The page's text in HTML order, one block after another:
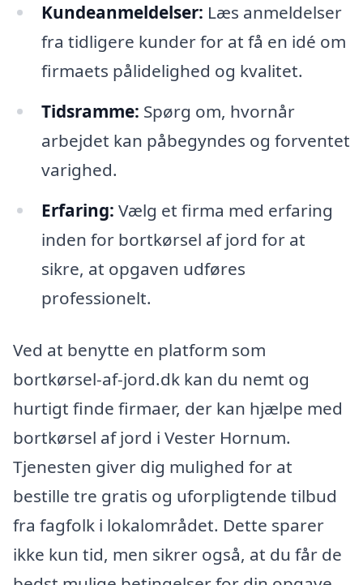
Kundeanmeldelser: Læs anmeldelser
fra tidligere kunder for at få en idé om
firmaets pålidelighed og kvalitet.
Tidsramme: Spørg om, hvornår
arbejdet kan påbegyndes og forventet
varighed.
Erfaring: Vælg et firma med erfaring
inden for bortkørsel af jord for at
sikre, at opgaven udføres
professionelt.
Ved at benytte en platform som
bortkørsel-af-jord.dk kan du nemt og
hurtigt finde firmaer, der kan hjælpe med
bortkørsel af jord i Vester Hornum.
Tjenesten giver dig mulighed for at
bestille tre gratis og uforpligtende tilbud
fra fagfolk i lokalområdet. Dette sparer
ikke kun tid, men sikrer også, at du får de